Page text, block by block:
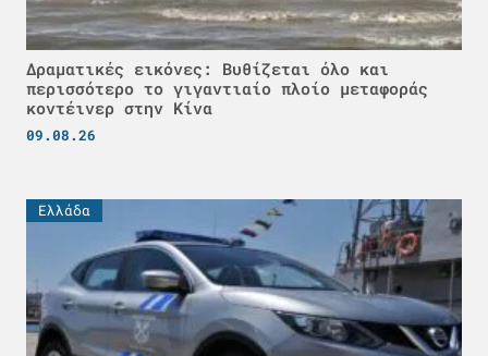
Δραματικές εικόνες: Βυθίζεται όλο και
περισσότερο το γιγαντιαίο πλοίο μεταφοράς
κοντέινερ στην Κίνα
09.08.26
Ελλάδα